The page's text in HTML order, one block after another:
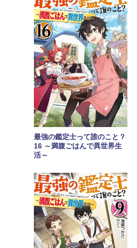
最強の鑑定士って誰のこと？
16 ～満腹ごはんで異世界生
活～